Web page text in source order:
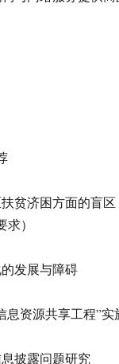
贫济困方面的盲
）
发展与障碍
息资源共享工程”
披露问题研究